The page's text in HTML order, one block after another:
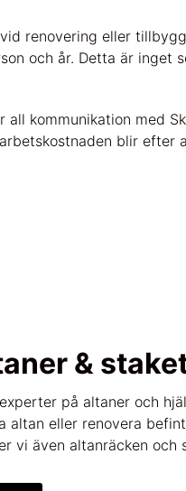
renovering eller
och år. Detta är inget
kommunikation med
blir efter
&
på altaner och
altan eller renovera
vi även altanräcken och